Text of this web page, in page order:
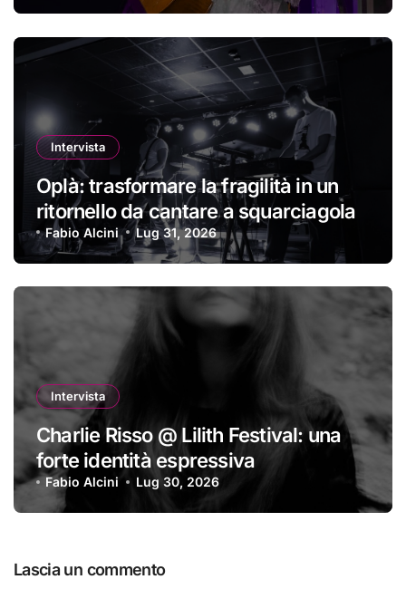
Intervista
Oplà: trasformare la fragilità in un
ritornello da cantare a squarciagola
Fabio Alcini Lug 31, 2026
Intervista
Charlie Risso @ Lilith Festival: una
forte identità espressiva
Fabio Alcini Lug 30, 2026
Lascia un commento